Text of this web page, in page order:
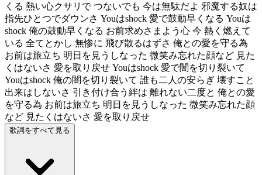
くる 熱い心クサリで つないでも 今は無駄だよ 邪魔する奴は
指先ひとつでダウンさ Youはshock 愛で鼓動早くなる Youは
shock 俺の鼓動早くなる お前求めさまよう心 今 熱く燃えて
いる 全てとかし 無惨に 飛び散るはずさ 俺との愛を守る為
お前は旅立ち 明日を見うしなった 微笑み忘れた顔など 見た
くはないさ 愛を取り戻せ Youはshock 愛で闇を切り裂いて
Youはshock 俺の闇を切り裂いて 誰も二人の安らぎ 壊すこと
出来はしないさ 引き付け合う絆は 離れない二度と 俺との愛
を守る為 お前は旅立ち 明日を見うしなった 微笑み忘れた顔
など 見たくはないさ 愛を取り戻せ
歌詞をすべて見る